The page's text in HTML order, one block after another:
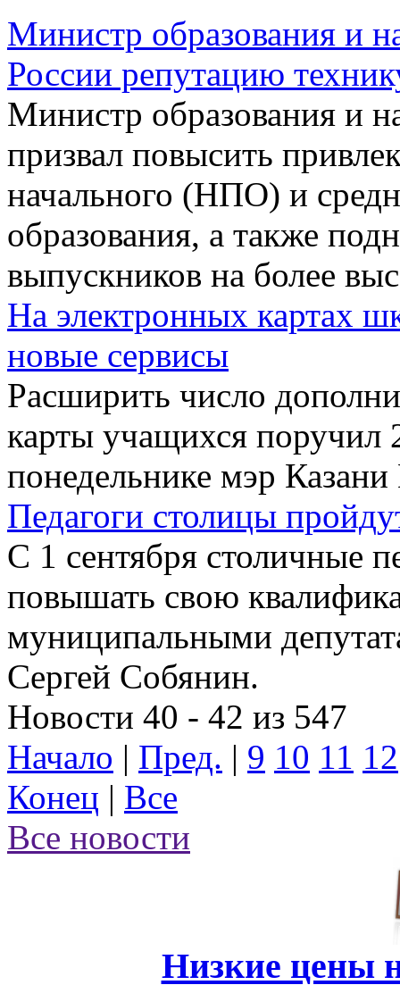
Министр образования и
России репутацию
Министр образования и
призвал повысить
начального (НПО) и
образования, а также
выпускников на более
На электронных картах
новые сервисы
Расширить число
карты учащихся поручил
понедельнике мэр
Педагоги столицы
С 1 сентября столичные
повышать свою
муниципальными
Сергей Собянин.
Новости 40 - 42 из 547
Начало | Пред. | 9 10 11 12
Конец | Все
Все новости
Низкие цены